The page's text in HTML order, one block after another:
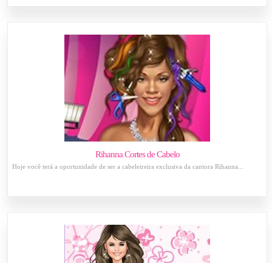
Rihanna Cortes de Cabelo
Hoje você terá a oportunidade de ser a cabeleireira exclusiva da cantora Rihanna...